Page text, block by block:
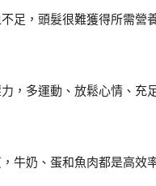
足，頭髮很難獲得所需營
，多運動、放鬆心情、充
牛奶、蛋和魚肉都是高效